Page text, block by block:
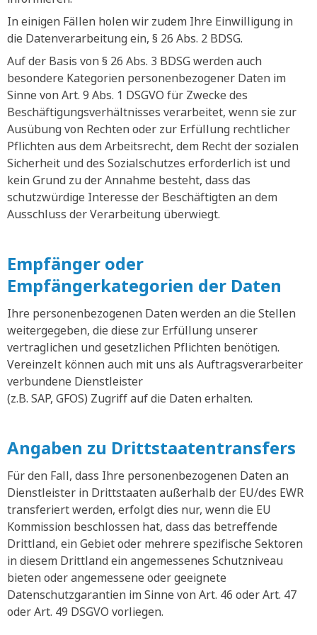
In einigen Fällen holen wir zudem Ihre Einwilligung in
die Datenverarbeitung ein, § 26 Abs. 2 BDSG.
Auf der Basis von § 26 Abs. 3 BDSG werden auch
besondere Kategorien personenbezogener Daten im
Sinne von Art. 9 Abs. 1 DSGVO für Zwecke des
Beschäftigungsverhältnisses verarbeitet, wenn sie zur
Ausübung von Rechten oder zur Erfüllung rechtlicher
Pflichten aus dem Arbeitsrecht, dem Recht der sozialen
Sicherheit und des Sozialschutzes erforderlich ist und
kein Grund zu der Annahme besteht, dass das
schutzwürdige Interesse der Beschäftigten an dem
Ausschluss der Verarbeitung überwiegt.
Empfänger oder
Empfängerkategorien der Daten
Ihre personenbezogenen Daten werden an die Stellen
weitergegeben, die diese zur Erfüllung unserer
vertraglichen und gesetzlichen Pflichten benötigen.
Vereinzelt können auch mit uns als Auftragsverarbeiter
verbundene Dienstleister
(z.B. SAP, GFOS) Zugriff auf die Daten erhalten.
Angaben zu Drittstaatentransfers
Für den Fall, dass Ihre personenbezogenen Daten an
Dienstleister in Drittstaaten außerhalb der EU/des EWR
transferiert werden, erfolgt dies nur, wenn die EU
Kommission beschlossen hat, dass das betreffende
Drittland, ein Gebiet oder mehrere spezifische Sektoren
in diesem Drittland ein angemessenes Schutzniveau
bieten oder angemessene oder geeignete
Datenschutzgarantien im Sinne von Art. 46 oder Art. 47
oder Art. 49 DSGVO vorliegen.